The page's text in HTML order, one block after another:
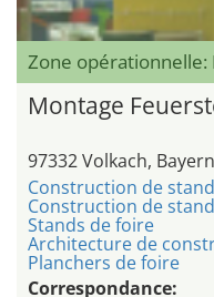
Zone opérationnelle:
Montage
97332 Volkach, Bayern
Construction de
Construction de
Stands de foire
Architecture de
Planchers de foire
Correspondance: